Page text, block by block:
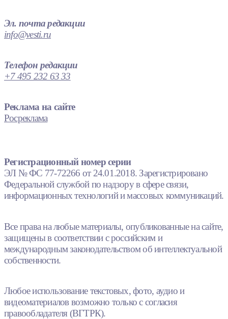
Эл. почта редакции
info@vesti.ru
Телефон редакции
+7 495 232 63 33
Реклама на сайте
Росреклама
Регистрационный номер серии
ЭЛ № ФС 77-72266 от 24.01.2018. Зарегистрировано
Федеральной службой по надзору в сфере связи,
информационных технологий и массовых коммуникаций.
Все права на любые материалы, опубликованные на сайте,
защищены в соответствии с российским и
международным законодательством об интеллектуальной
собственности.
Любое использование текстовых, фото, аудио и
видеоматериалов возможно только с согласия
правообладателя (ВГТРК).